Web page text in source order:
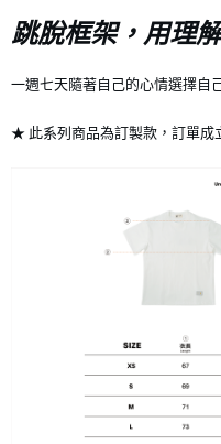
每筆NT$80，滿NT$10,000(
每筆NT$80，滿NT$10,000(
付款後7-11取貨
每筆NT$130，滿NT$10,000(
跳脫框架，用理
一週七天隨著自己的心情選擇自
★ 此系列商品為訂製款，訂單成